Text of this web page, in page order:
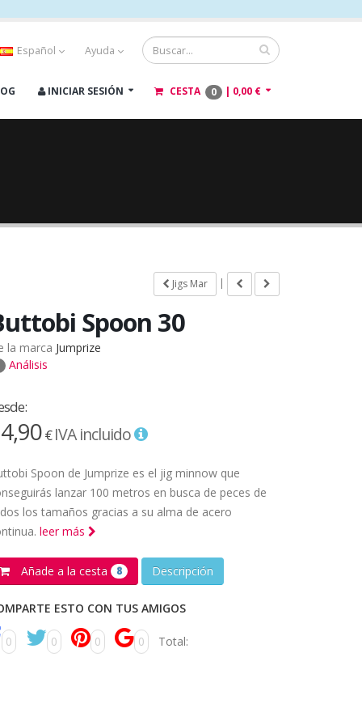
Español Ayuda
INICIAR SESIÓN CESTA 0 | 0,00 €
Jigs Mar |
Spoon 30
la marca Jumprize
Análisis
€IVA incluido
Spoon de Jumprize es el jig minnow que
lanzar 100 metros en busca de peces de
los tamaños gracias a su alma de acero
leer más
Añade a la cesta 8 Descripción
ESTO CON TUS AMIGOS
0 0 0 0 Total: